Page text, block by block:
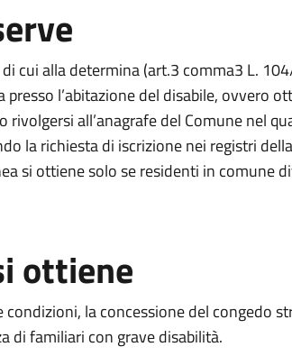
cui alla determina (art.3 comma3 L.
presso l’abitazione del disabile, ovvero
rivolgersi all’anagrafe del Comune nel
la richiesta di iscrizione nei registri
si ottiene solo se residenti in comune
ottiene
la concessione del congedo
di familiari con grave disabilità.